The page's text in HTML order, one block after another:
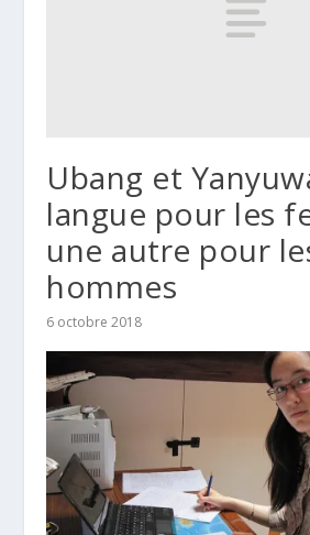
Ubang et
langue pour les
une autre pour
hommes
6 octobre 2018